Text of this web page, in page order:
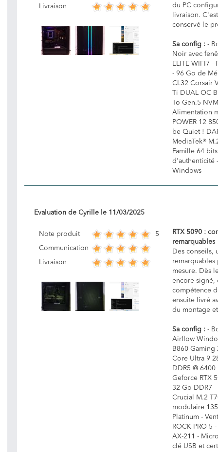
Livraison
du PC
livraison.
conservé le
Sa config : -
Noir avec
ELITE WIFI7
- 96 Go de
CL32 Corsair
Ti DUAL OC
To Gen.5
Alimentation
POWER 12
be Quiet !
MediaTek®
Famille 64
d'authenticité
Windows -
Evaluation de Cyrille le 11/03/2025
Note produit 5
Communication
Livraison
RTX 5090 :
remarquables
Des conseils,
remarquables
mesure. Dès
encore signé,
compétence
ensuite livré
du montage
Sa config : -
Airflow
B860 Gaming
Core Ultra 9
DDR5 @
Geforce RTX
32 Go DDR7
Crucial M.2
modulaire 135
Platinum -
ROCK PRO 5
AX-211 -
clé USB et